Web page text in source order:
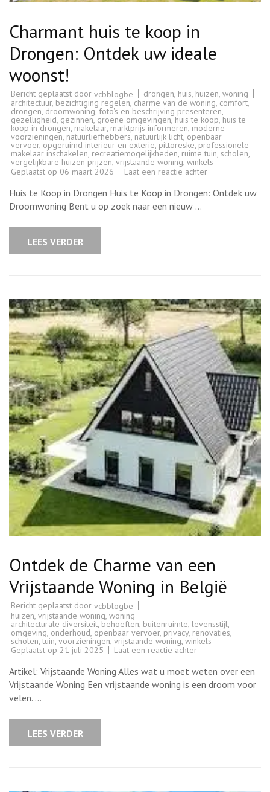
Charmant huis te koop in
Drongen: Ontdek uw ideale
woonst!
Bericht geplaatst door vcbblogbe drongen, huis, huizen, woning
architectuur, bezichtiging regelen, charme van de woning, comfort,
drongen, droomwoning,foto's en beschrijving presenteren,
gezelligheid, gezinnen, groene omgevingen,huis te koop, huis te
koop in drongen, makelaar, marktprijs informeren, moderne
voorzieningen, natuurliefhebbers, natuurlijk licht, openbaar
vervoer, opgeruimd interieur en exterie, pittoreske, professionele
makelaar inschakelen, recreatiemogelijkheden, ruime tuin, scholen,
vergelijkbare huizen prijzen, vrijstaande woning, winkels
Geplaatst op 06 maart 2026 Laat een reactie achterop
huis
te
Huis te Koop in Drongen Huis te Koop in Drongen: Ontdek uw
Droomwoning Bent u op zoek naar een nieuw …
LEES VERDER
Ontdek de Charme van een
Vrijstaande Woning in België
Bericht geplaatst door vcbblogbe
huizen, vrijstaande woning, woning
architecturale diversiteit, behoeften, buitenruimte, levensstijl,
omgeving, onderhoud, openbaar vervoer, privacy, renovaties,
scholen,tuin, voorzieningen, vrijstaande woning, winkels
Geplaatst op 21 juli 2025 Laat een reactie achterop
de
Charme
van
een
Artikel: Vrijstaande Woning Alles wat u moet weten over een
Vrijstaande Woning Een vrijstaande woning is een droom voor
velen. …
LEES VERDER